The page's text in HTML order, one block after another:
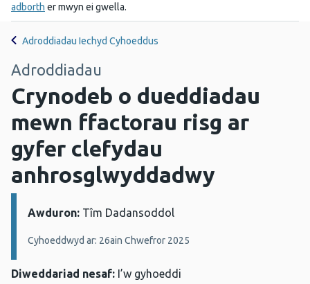
adborth er mwyn ei gwella.
Adroddiadau Iechyd Cyhoeddus
Adroddiadau
Crynodeb o dueddiadau
mewn ffactorau risg ar
gyfer clefydau
anhrosglwyddadwy
Manylion:
Awduron: Tîm Dadansoddol
Cyhoeddwyd ar: 26ain Chwefror 2025
Diweddariad nesaf: I’w gyhoeddi